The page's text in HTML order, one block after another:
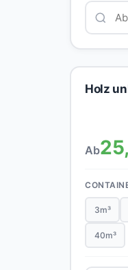
Holz
Ab
3m³
40m³